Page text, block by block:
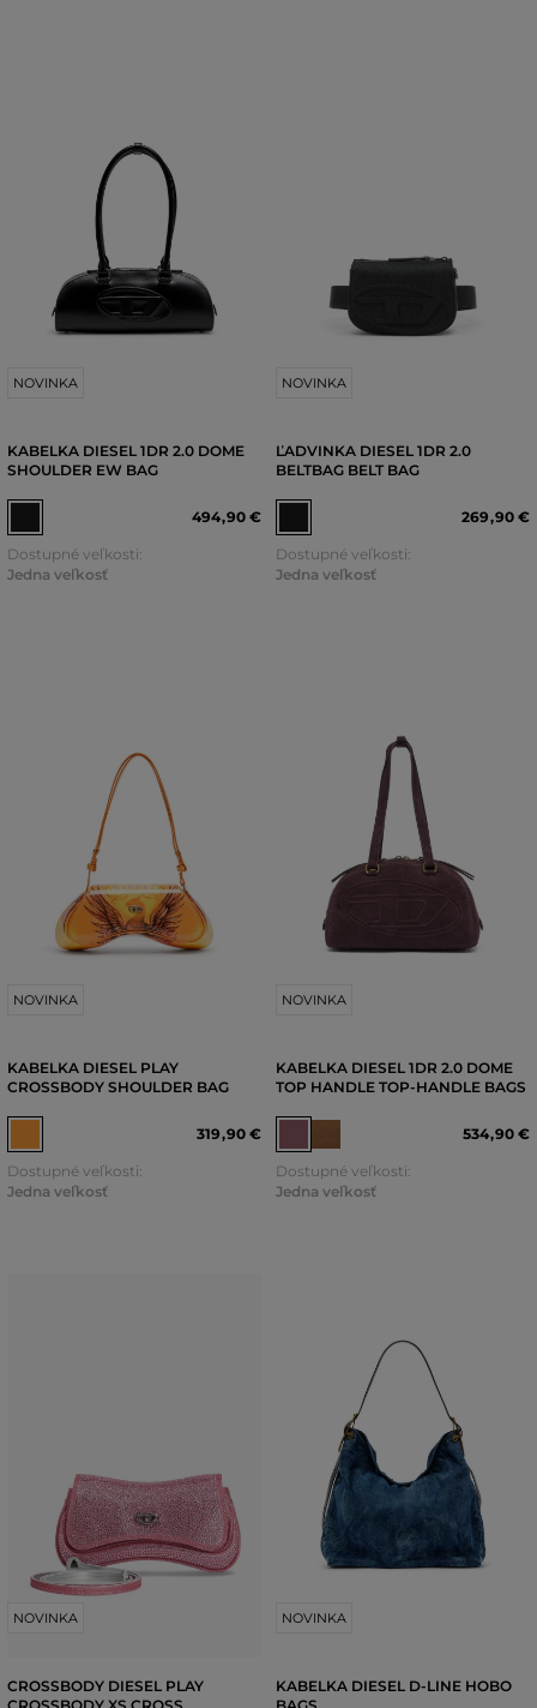
NOVINKA
KABELKA DIESEL 1DR 2.0 DOME
SHOULDER EW BAG
494,90 €
Dostupné veľkosti:
Jedna veľkosť
NOVINKA
ĽADVINKA DIESEL 1DR 2.0
BELTBAG BELT BAG
269,90 €
Dostupné veľkosti:
Jedna veľkosť
NOVINKA
KABELKA DIESEL PLAY
CROSSBODY SHOULDER BAG
319,90 €
Dostupné veľkosti:
Jedna veľkosť
NOVINKA
KABELKA DIESEL 1DR 2.0 DOME
TOP HANDLE TOP-HANDLE BAGS
534,90 €
Dostupné veľkosti:
Jedna veľkosť
NOVINKA
CROSSBODY DIESEL PLAY
NOVINKA
KABELKA DIESEL D-LINE HOBO